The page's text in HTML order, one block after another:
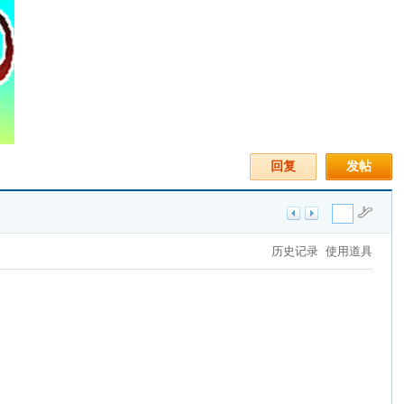
发帖
回复
历史记录 使用道具